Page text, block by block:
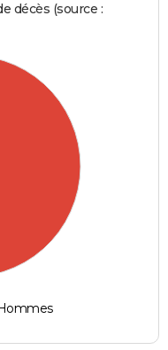
décès (source :